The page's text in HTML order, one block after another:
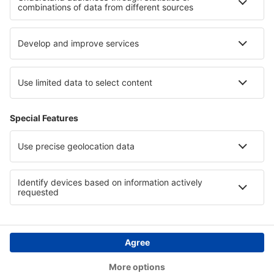
Asistenţă şi contact
Țări
Siteuri internaționale
eSky.eu eSky.com eDestinos.com